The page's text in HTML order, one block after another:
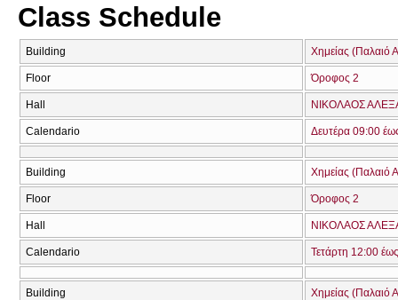
Class Schedule
Building Χημείας (Παλαιό
Floor Όροφος 2
Hall ΝΙΚΟΛΑΟΣ
Calendario Δευτέρα 09:00
Building Χημείας (Παλαιό
Floor Όροφος 2
Hall ΝΙΚΟΛΑΟΣ
Calendario Τετάρτη 12:00
Building Χημείας (Παλαιό